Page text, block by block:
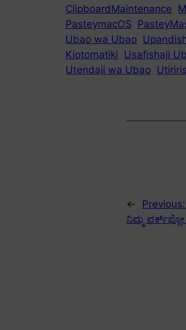
ClipboardMaintenance
PasteymacOS
Ubao wa Ubao
Kiotomatiki Usafishaji
Utendaji wa Ubao
← Previous:
ನಿಮ್ಮ ವರ್ಕ್‌ಫ್ಲೋ